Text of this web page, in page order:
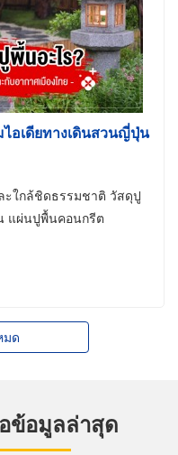
อเดียทางเดินสวนญี่ปุ่น
ะใกล้ชิดธรรมชาติ วัสดุปู
แผ่นปูพื้นคอนกรีต
มด
ข้อมูลล่าสุด